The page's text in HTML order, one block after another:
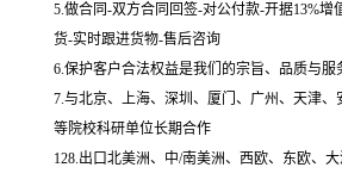
5.做合同-双方合同回签-对公付款-开据13%增
货-实时跟进货物-售后咨询
6.保护客户合法权益是我们的宗旨、品质与服
7.与北京、上海、深圳、厦门、广州、天津、
等院校科研单位长期合作
128.出口北美洲、中/南美洲、西欧、东欧、